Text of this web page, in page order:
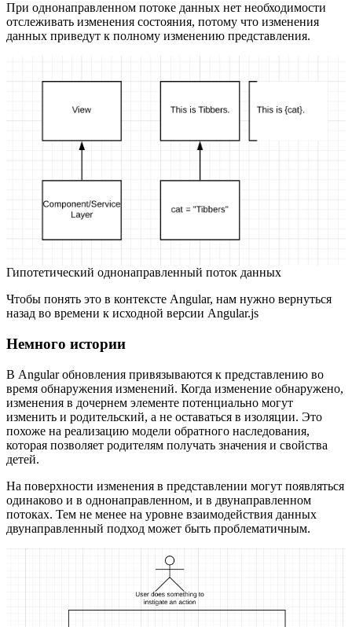
При однонаправленном потоке данных нет необходимости
отслеживать изменения состояния, потому что изменения
данных приведут к полному изменению представления.
Гипотетический однонаправленный поток данных
Чтобы понять это в контексте Angular, нам нужно вернуться
назад во времени к исходной версии Angular.js
Немного истории
В Angular обновления привязываются к представлению во
время обнаружения изменений. Когда изменение обнаружено,
изменения в дочернем элементе потенциально могут
изменить и родительский, а не оставаться в изоляции. Это
похоже на реализацию модели обратного наследования,
которая позволяет родителям получать значения и свойства
детей.
На поверхности изменения в представлении могут появляться
одинаково и в однонаправленном, и в двунаправленном
потоках. Тем не менее на уровне взаимодействия данных
двунаправленный подход может быть проблематичным.